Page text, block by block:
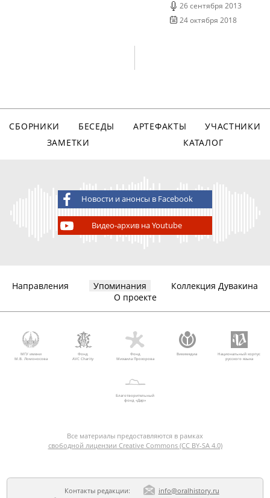
26 сентября 2013
24 октября 2018
СБОРНИКИ БЕСЕДЫ АРТЕФАКТЫ
УЧАСТНИКИ
ЗАМЕТКИ
КАТАЛОГ
Новости и анонсы в Facebook
Видео-архив на Youtube
Направления Упоминания
Коллекция Дувакина
О проекте
МГУ имени
М.В. Ломоносова
Фонд
AVC Charity
Фонд
Михаила Прохорова
Викимедиа
Национальный корпус
русского языка
Благотворительный
фонд «Дар»
Все материалы предоставляются в рамках
свободной лицензии Creative Commons (CC BY-SA 4.0)
Контакты редакции: info@oralhistory.ru